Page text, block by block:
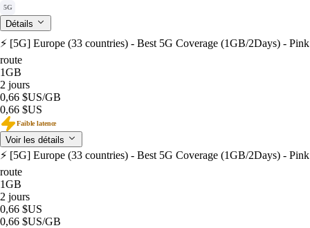
5G
Détails
⚡️ [5G] Europe (33 countries) - Best 5G Coverage (1GB/2Days) - Pink
route
1GB
2 jours
0,66 $US/GB
0,66 $US
Faible latence
Voir les détails
⚡️ [5G] Europe (33 countries) - Best 5G Coverage (1GB/2Days) - Pink
route
1GB
2 jours
0,66 $US
0,66 $US/GB